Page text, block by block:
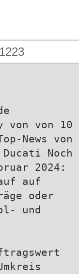
von von 10
News von
Ducati Noch
2024:
auf
oder
und